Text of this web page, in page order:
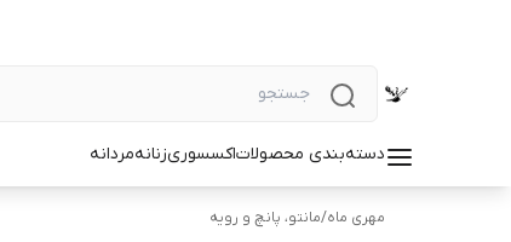
دسته‌بندی محصولاتاکسسوریزنانهمردانه
مهری ماه/مانتو، پانچ و رویه